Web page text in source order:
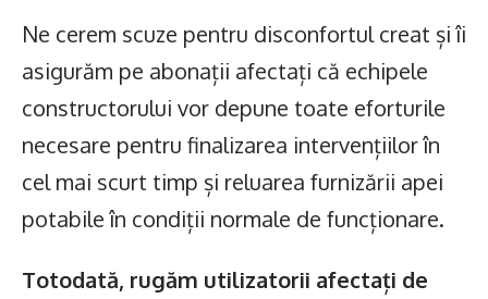
Ne cerem scuze pentru disconfortul creat și îi
asigurăm pe abonații afectați că echipele
constructorului vor depune toate eforturile
necesare pentru finalizarea intervențiilor în
cel mai scurt timp și reluarea furnizării apei
potabile în condiții normale de funcționare.
Totodată, rugăm utilizatorii afectați de